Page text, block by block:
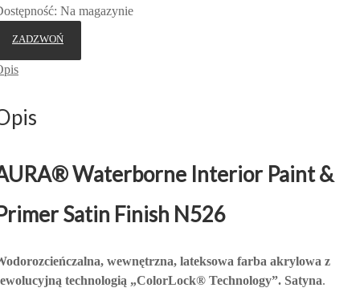
: Na magazynie
ZADZWOŃ
®Waterborne Interior Paint &
Satin Finish N526
wewnętrzna, lateksowa farba akrylowa z
technologią „ColorLock® Technology”. Satyna.